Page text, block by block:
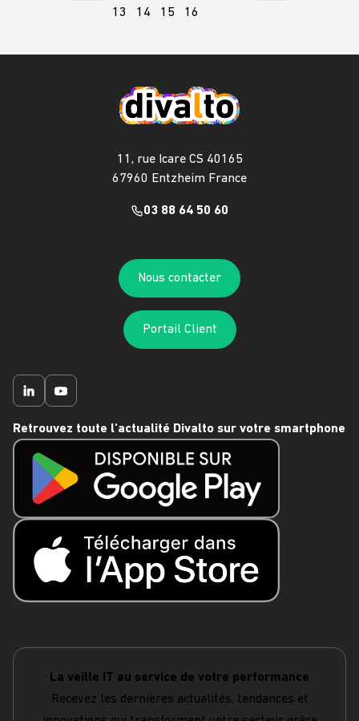
13 14 15 16
11, rue Icare CS 40165
67960 Entzheim France
03 88 64 50 60
Nous contacter
Portail Client
Retrouvez toute l'actualité Divalto sur votre smartphone
La veille IT au service de votre performance
Recevez les dernières actualités, tendances et